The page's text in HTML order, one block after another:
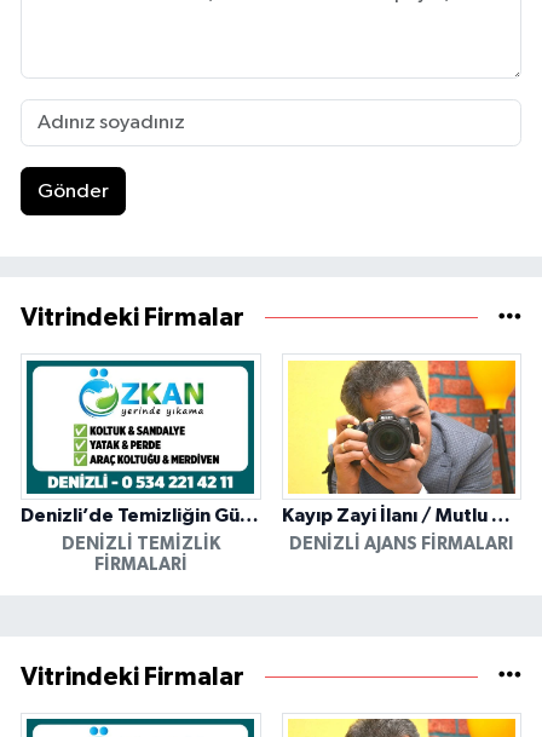
Gönder
Vitrindeki Firmalar
Denizli’de Temizliğin Güvenilir Adresi: Özkan Yerinde Yıkama
DENIZLI TEMIZLIK
FIRMALARI
Kayıp Zayi İlanı / Mutlu Ajans / Denizli
DENIZLI AJANS FIRMALARI
Vitrindeki Firmalar